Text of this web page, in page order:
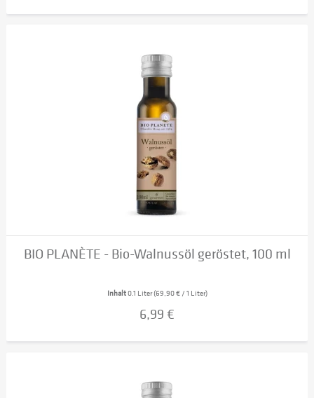
BIO PLANÈTE - Bio-Walnussöl geröstet, 100 ml
Inhalt0.1 Liter(69,90 € / 1 Liter)
6,99 €